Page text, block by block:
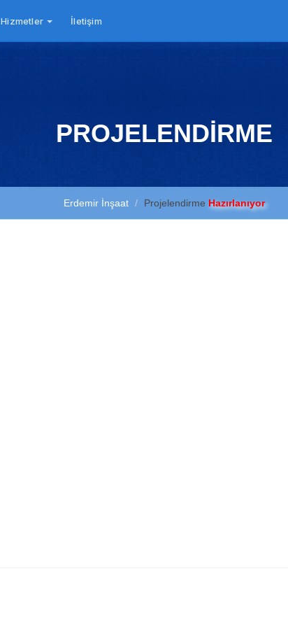
Hizmetler İletişim
PROJELENDİRME
Erdemir İnşaat Projelendirme Hazırlanıyor